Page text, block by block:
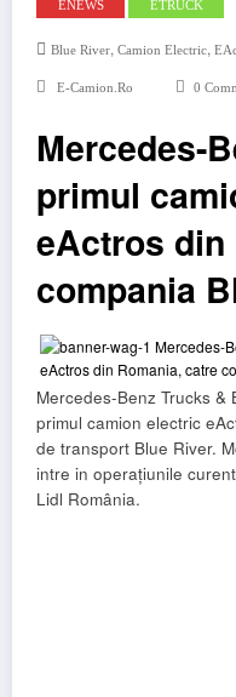
ENEWS ETRUCK
Blue River, Camion Electric,
E-Camion.ro 0
Mercedes-
primul
eActros din
compania
Mercedes-Benz Trucks
primul camion electric
de transport Blue River.
intre in operațiunile
Lidl România.